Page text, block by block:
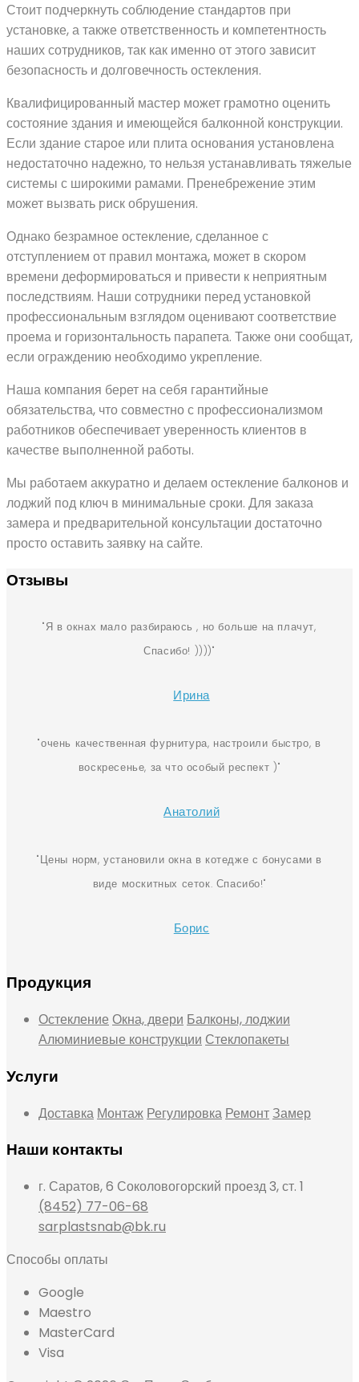
Стоит подчеркнуть соблюдение стандартов при
установке, а также ответственность и компетентность
наших сотрудников, так как именно от этого зависит
безопасность и долговечность остекления.
Квалифицированный мастер может грамотно оценить
состояние здания и имеющейся балконной конструкции.
Если здание старое или плита основания установлена
недостаточно надежно, то нельзя устанавливать тяжелые
системы с широкими рамами. Пренебрежение этим
может вызвать риск обрушения.
Однако безрамное остекление, сделанное с
отступлением от правил монтажа, может в скором
времени деформироваться и привести к неприятным
последствиям. Наши сотрудники перед установкой
профессиональным взглядом оценивают соответствие
проема и горизонтальность парапета. Также они сообщат,
если ограждению необходимо укрепление.
Наша компания берет на себя гарантийные
обязательства, что совместно с профессионализмом
работников обеспечивает уверенность клиентов в
качестве выполненной работы.
Мы работаем аккуратно и делаем остекление балконов и
лоджий под ключ в минимальные сроки. Для заказа
замера и предварительной консультации достаточно
просто оставить заявку на сайте.
Отзывы
Я в окнах мало разбираюсь , но больше на плачут,
Спасибо! ))))
Ирина
очень качественная фурнитура, настроили быстро, в
воскресенье, за что особый респект )
Анатолий
Цены норм, установили окна в котедже с бонусами в
виде москитных сеток. Спасибо!
Борис
Продукция
Остекление Окна, двери Балконы, лоджии
Алюминиевые конструкции Стеклопакеты
Услуги
Доставка Монтаж Регулировка Ремонт Замер
Наши контакты
г. Саратов, 6 Соколовогорский проезд 3, ст. 1
(8452) 77-06-68
sarplastsnab@bk.ru
Способы оплаты
Google
Maestro
MasterCard
Visa